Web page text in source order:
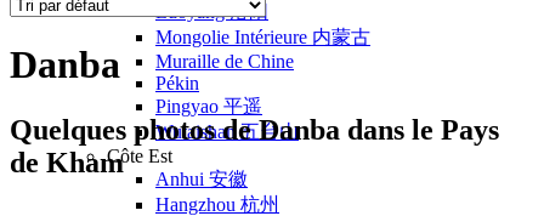
Luoyang 洛阳
Mongolie Intérieure 内蒙古
Muraille de Chine
Pékin
Pingyao 平遥
Wutaishan 五台山
Côte Est
Anhui 安徽
Hangzhou 杭州
Danba
Quelques photos de Danba dans le Pays
de Kham